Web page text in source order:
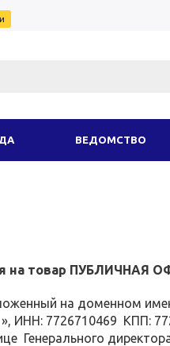
ВЕДОМСТВО
АКЦИЯ ВСЕ
на товар ПУБЛИЧНАЯ
на доменном
ИНН: 7726710469 КПП:
Генерального